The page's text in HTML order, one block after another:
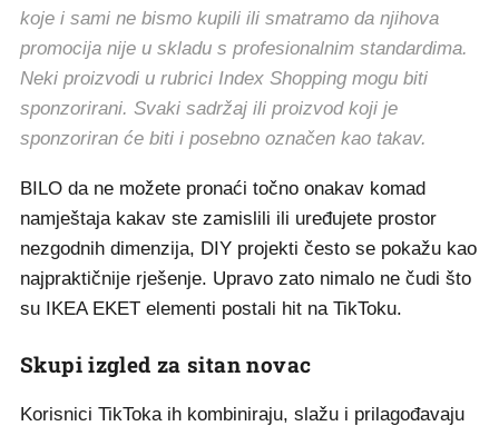
koje i sami ne bismo kupili ili smatramo da njihova
promocija nije u skladu s profesionalnim standardima.
Neki proizvodi u rubrici Index Shopping mogu biti
sponzorirani. Svaki sadržaj ili proizvod koji je
sponzoriran će biti i posebno označen kao takav.
BILO da ne možete pronaći točno onakav komad
namještaja kakav ste zamislili ili uređujete prostor
nezgodnih dimenzija, DIY projekti često se pokažu kao
najpraktičnije rješenje. Upravo zato nimalo ne čudi što
su IKEA EKET elementi postali hit na TikToku.
Skupi izgled za sitan novac
Korisnici TikToka ih kombiniraju, slažu i prilagođavaju